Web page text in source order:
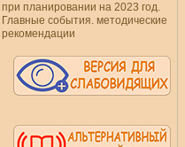
при планировании на 2023 год.
Главные события. методические
рекомендации